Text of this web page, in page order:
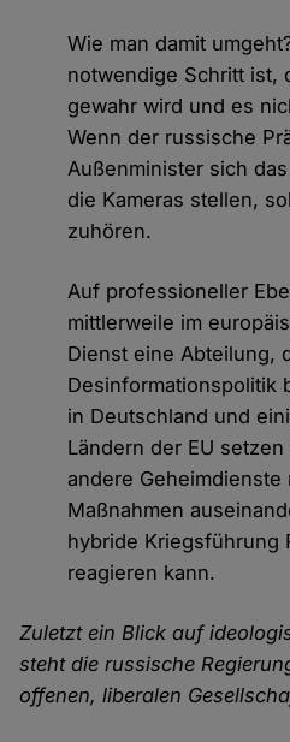
Wie man damit
notwendige Schritt ist,
gewahr wird und es
Wenn der russische
Außenminister sich
die Kameras stellen,
zuhören.
Auf professioneller
mittlerweile im
Dienst eine Abteilung,
Desinformationspolitik
in Deutschland und
Ländern der EU
andere
Maßnahmen
hybride Kriegsführung
reagieren kann.
Zuletzt ein Blick auf
steht die russische
offenen, liberalen